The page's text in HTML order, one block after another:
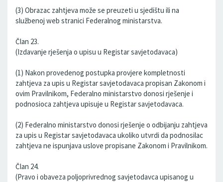
(3) Obrazac zahtjeva može se preuzeti u sjedištu ili na
službenoj web stranici Federalnog ministarstva.
Član 23.
(Izdavanje rješenja o upisu u Registar savjetodavaca)
(1) Nakon provedenog postupka provjere kompletnosti
zahtjeva za upis u Registar savjetodavaca propisan Zakonom i
ovim Pravilnikom, Federalno ministarstvo donosi rješenje i
podnosioca zahtjeva upisuje u Registar savjetodavaca.
(2) Federalno ministarstvo donosi rješenje o odbijanju zahtjeva
za upis u Registar savjetodavaca ukoliko utvrdi da podnosilac
zahtjeva ne ispunjava uslove propisane Zakonom i Pravilnikom.
Član 24.
(Pravo i obaveza poljoprivrednog savjetodavca upisanog u